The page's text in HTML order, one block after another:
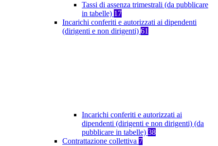
Tassi di assenza trimestrali (da pubblicare
in tabelle) 17
Incarichi conferiti e autorizzati ai dipendenti
(dirigenti e non dirigenti) 61
Incarichi conferiti e autorizzati ai
dipendenti (dirigenti e non dirigenti) (da
pubblicare in tabelle) 38
Contrattazione collettiva 7